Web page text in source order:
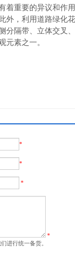
着重要的异议和作
外，利用道路绿化
隔带、立体交叉
元素之一。
*
*
*
*
进行统一备货。